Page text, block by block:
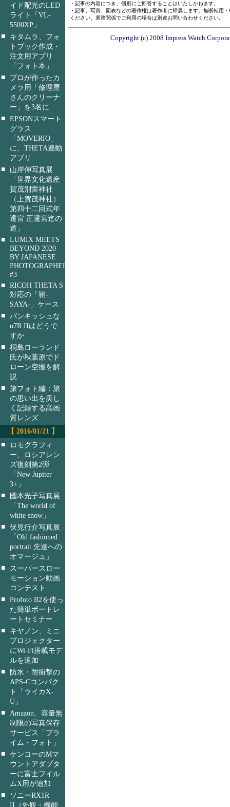
イド配光のLED
ライト「VL-
5500XP」
■
キタムラ、フォ
トブック作成・
注文用アプリ
「フォト本」
■
プロが作ったカ
メラ用「修理屋
さんのクリーナ
ー」を3名に
■ EPSONスマート
グラス
「MOVERIO」
に、THETA連動
アプリ
■
山岸伸写真展
「世界文化遺産
賀茂別雷神社
（上賀茂神社）
第四十二回式年
遷宮 正遷宮迄の
道」
■ LUMIX MEETS
BEYOND 2020
BY JAPANESE
PHOTOGRAPHERS
#3
■ RICOH THETA S
対応の「鞘-
SAYA-」ケース
■ パンキッシュな
α7R IIはどうで
すか
■ 桐島ローランド
氏が秋葉原でド
ローン空撮を解
説
■ 旅フォト編：旅
の思い出を美し
く記録する高画
質レンズ
【 2016/01/21 】
■
ロモグラフィ
ー、ロシアレン
ズ復刻第2弾
「New Jupiter
3+」
■
國本光子写真展
「The world of
white snow」
■ 伏見行介写真展
「Old fashioned
portrait 先達への
オマージュ」
■
スーパースロー
モーション動画
コンテスト
■ Profoto B2を使っ
た簡単ポートレ
ートセミナー
■
キヤノン、ミニ
プロジェクター
にWi-Fi搭載モデ
ルを追加
■
防水・耐衝撃の
APS-Cコンパク
ト「ライカX-
U」
■
Amazon、容量無
制限の写真保存
サービス「プラ
イム・フォト」
■ ケンコーのMマ
ウントアダプタ
ーに富士フイル
ムX用が追加
■
ソニーRX1R
II（外観・機能
・記事の内容につき、個別にご回答することはいたしかねます。
・記事、写真、図表などの著作権は著作者に帰属します。無断転用
ください。業務関係でご利用の場合は別途お問い合わせください。
Copyright (c) 2008 Impress Watch